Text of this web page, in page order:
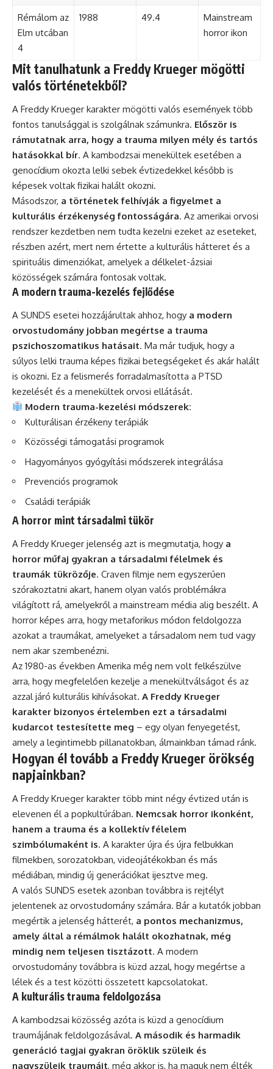
Rémálom az
Elm utcában
4
1988 49.4
Mainstream
horror ikon
Mit tanulhatunk a Freddy Krueger mögötti
valós történetekből?
A Freddy Krueger karakter mögötti valós események több
fontos tanulsággal is szolgálnak számunkra. Először is
rámutatnak arra, hogy a trauma milyen mély és tartós
hatásokkal bír. A kambodzsai menekültek esetében a
genocídium okozta lelki sebek évtizedekkel később is
képesek voltak fizikai halált okozni.
Másodszor, a történetek felhívják a figyelmet a
kulturális érzékenység fontosságára. Az amerikai orvosi
rendszer kezdetben nem tudta kezelni ezeket az eseteket,
részben azért, mert nem értette a kulturális hátteret és a
spirituális dimenziókat, amelyek a délkelet-ázsiai
közösségek számára fontosak voltak.
A modern trauma-kezelés fejlődése
A SUNDS esetei hozzájárultak ahhoz, hogy a modern
orvostudomány jobban megértse a trauma
pszichoszomatikus hatásait. Ma már tudjuk, hogy a
súlyos lelki trauma képes fizikai betegségeket és akár halált
is okozni. Ez a felismerés forradalmasította a PTSD
kezelését és a menekültek orvosi ellátását.
Modern trauma-kezelési módszerek:
Kulturálisan érzékeny terápiák
Közösségi támogatási programok
Hagyományos gyógyítási módszerek integrálása
Prevenciós programok
Családi terápiák
A horror mint társadalmi tükör
A Freddy Krueger jelenség azt is megmutatja, hogy a
horror műfaj gyakran a társadalmi félelmek és
traumák tükrözője. Craven filmje nem egyszerűen
szórakoztatni akart, hanem olyan valós problémákra
világított rá, amelyekről a mainstream média alig beszélt. A
horror képes arra, hogy metaforikus módon feldolgozza
azokat a traumákat, amelyeket a társadalom nem tud vagy
nem akar szembenézni.
Az 1980-as években Amerika még nem volt felkészülve
arra, hogy megfelelően kezelje a menekültválságot és az
azzal járó kulturális kihívásokat. A Freddy Krueger
karakter bizonyos értelemben ezt a társadalmi
kudarcot testesítette meg – egy olyan fenyegetést,
amely a legintimebb pillanatokban, álmainkban támad ránk.
Hogyan él tovább a Freddy Krueger örökség
napjainkban?
A Freddy Krueger karakter több mint négy évtized után is
elevenen él a popkultúrában. Nemcsak horror ikonként,
hanem a trauma és a kollektív félelem
szimbólumaként is. A karakter újra és újra felbukkan
filmekben, sorozatokban, videojátékokban és más
médiában, mindig új generációkat ijesztve meg.
A valós SUNDS esetek azonban továbbra is rejtélyt
jelentenek az orvostudomány számára. Bár a kutatók jobban
megértik a jelenség hátterét, a pontos mechanizmus,
amely által a rémálmok halált okozhatnak, még
mindig nem teljesen tisztázott. A modern
orvostudomány továbbra is küzd azzal, hogy megértse a
lélek és a test közötti összetett kapcsolatokat.
A kulturális trauma feldolgozása
A kambodzsai közösség azóta is küzd a genocídium
traumájának feldolgozásával. A második és harmadik
generáció tagjai gyakran öröklik szüleik és
nagyszüleik traumáit, még akkor is, ha maguk nem élték